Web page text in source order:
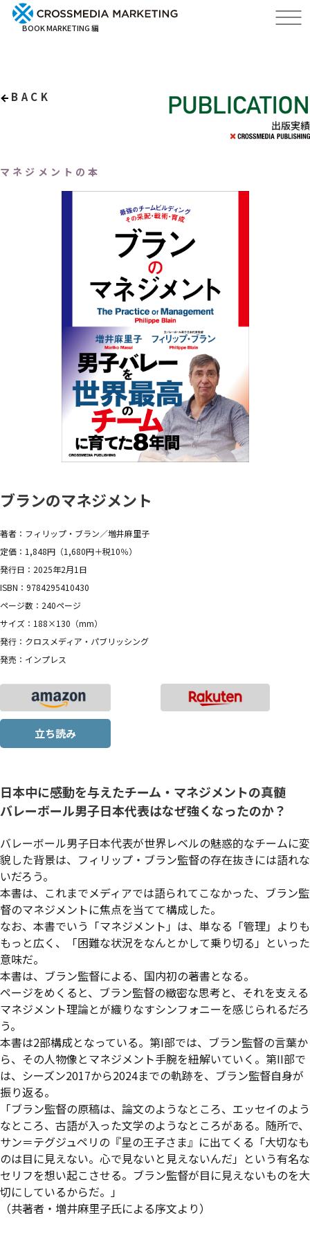
BOOK MARKETING 編
BACK
出版実績
マネジメントの本
ブランのマネジメント
著者：フィリップ・ブラン／増井麻里子
定価：1,848円（1,680円＋税10％）
発行日：2025年2月1日
ISBN：9784295410430
ページ数：240ページ
サイズ：188×130（mm）
発行：クロスメディア・パブリッシング
発売：インプレス
立ち読み
日本中に感動を与えたチーム・マネジメントの真髄
バレーボール男子日本代表はなぜ強くなったのか？
バレーボール男子日本代表が世界レベルの魅惑的なチームに変
貌した背景は、フィリップ・ブラン監督の存在抜きには語れな
いだろう。
本書は、これまでメディアでは語られてこなかった、ブラン監
督のマネジメントに焦点を当てて構成した。
なお、本書でいう「マネジメント」は、単なる「管理」よりも
もっと広く、「困難な状況をなんとかして乗り切る」といった
意味だ。
本書は、ブラン監督による、国内初の著書となる。
ページをめくると、ブラン監督の緻密な思考と、それを支える
マネジメント理論とが織りなすシンフォニーを感じられるだろ
う。
本書は2部構成となっている。第I部では、ブラン監督の言葉か
ら、その人物像とマネジメント手腕を紐解いていく。第II部で
は、シーズン2017から2024までの軌跡を、ブラン監督自身が
振り返る。
「ブラン監督の原稿は、論文のようなところ、エッセイのよう
なところ、古語が入った文学のようなところがある。随所で、
サン＝テグジュペリの『星の王子さま』に出てくる「大切なも
のは目に見えない。心で見ないと見えないんだ」という有名な
セリフを想い起こさせる。ブラン監督が目に見えないものを大
切にしているからだ。」
（共著者・増井麻里子氏による序文より）